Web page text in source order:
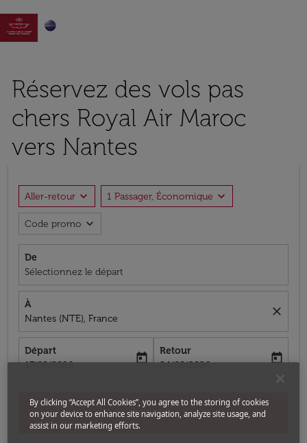

Réservez des vols pas
chers Royal Air Maroc
vers Nantes
Aller-retour expand_more 1 Passager, Économique expand_more
Code promo expand_more
De
Sélectionnez le départ
À
Nantes (NTE), France
close
Départ
fc-booking-departure-date-aria-label
17/08/2026
today
Retour
fc-booking-return-date-aria-label
24/08/2026
today
Chercher
By clicking “Accept All Cookies”, you agree to the storing of cookies
on your device to enhance site navigation, analyze site usage, and
assist in our marketing efforts.